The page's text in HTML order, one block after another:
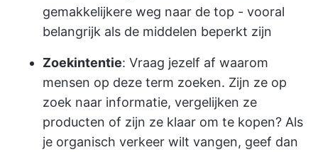
gemakkelijkere weg naar de top - vooral
belangrijk als de middelen beperkt zijn
Zoekintentie: Vraag jezelf af waarom
mensen op deze term zoeken. Zijn ze op
zoek naar informatie, vergelijken ze
producten of zijn ze klaar om te kopen? Als
je organisch verkeer wilt vangen, geef dan